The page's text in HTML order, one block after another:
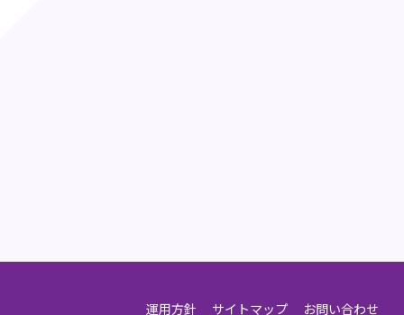
運用方針 サイトマップ お問い合わせ